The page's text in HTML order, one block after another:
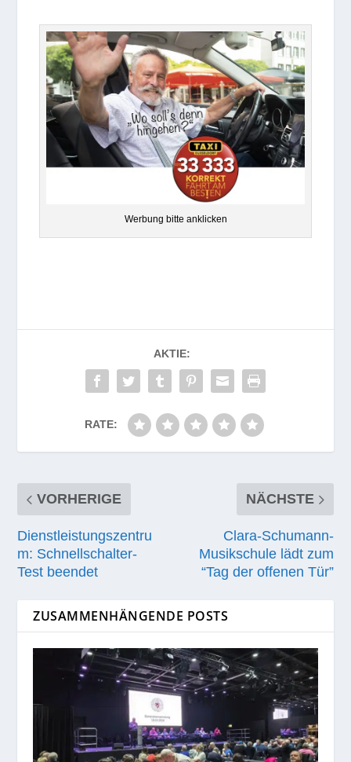
Wer­bung bitte anklicken
AKTIE:
RATE:
VORHERIGE
Dienstleistungszentru
m: Schnellschalter-
Test beendet
NÄCHSTE
Clara-Schumann-
Musikschule lädt zum
“Tag der offenen Tür”
ZUSAMMENHÄNGENDE POSTS